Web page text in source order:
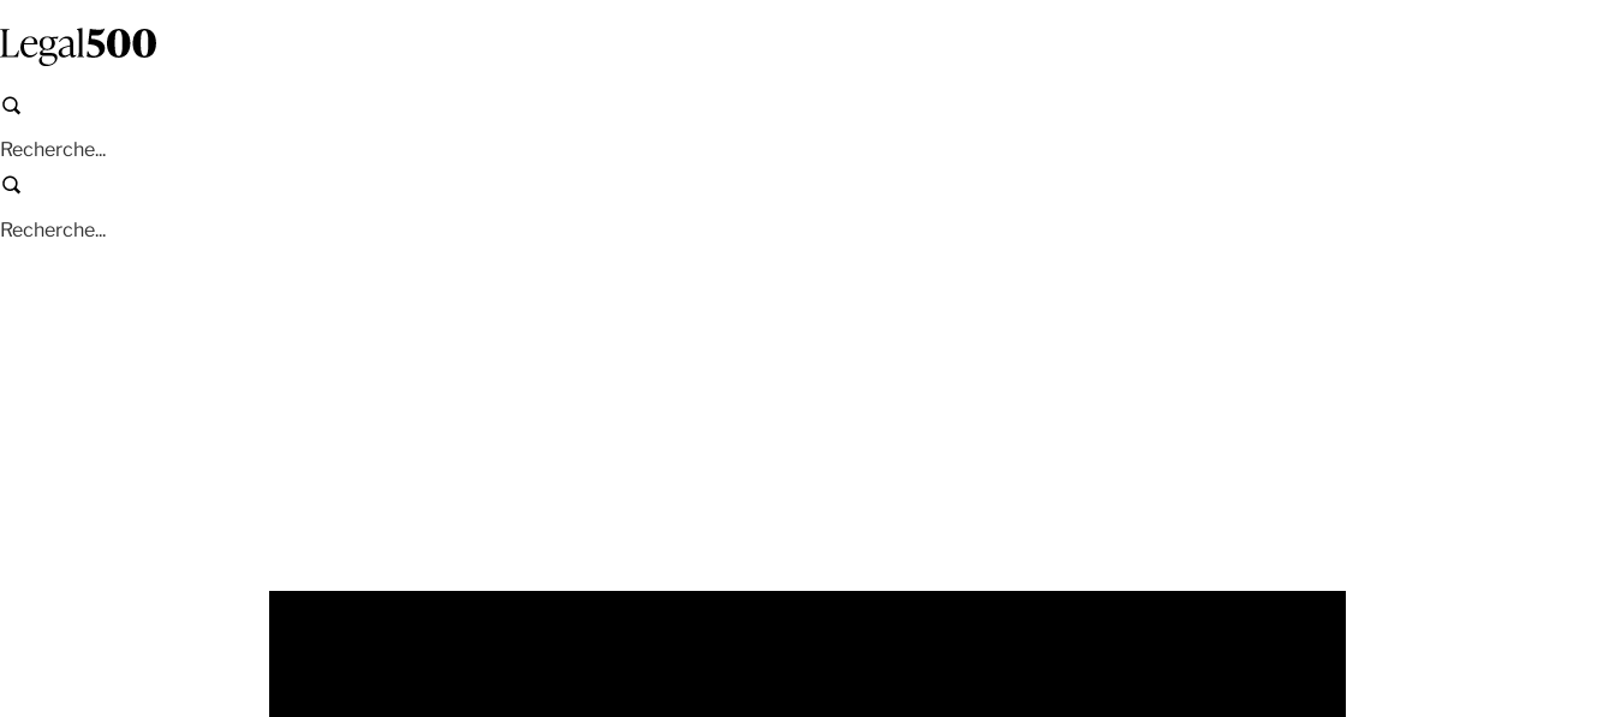
au
contenu
principal
Recherche
Recherche